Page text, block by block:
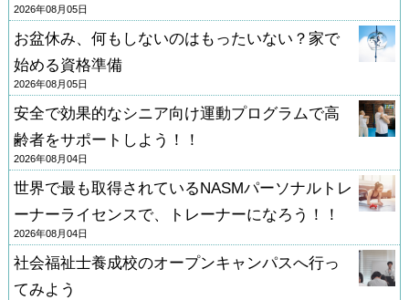
2026年08月05日
お盆休み、何もしないのはもったいない？家で
始める資格準備
2026年08月05日
安全で効果的なシニア向け運動プログラムで高
齢者をサポートしよう！！
2026年08月04日
世界で最も取得されているNASMパーソナルトレ
ーナーライセンスで、トレーナーになろう！！
2026年08月04日
社会福祉士養成校のオープンキャンパスへ行っ
てみよう